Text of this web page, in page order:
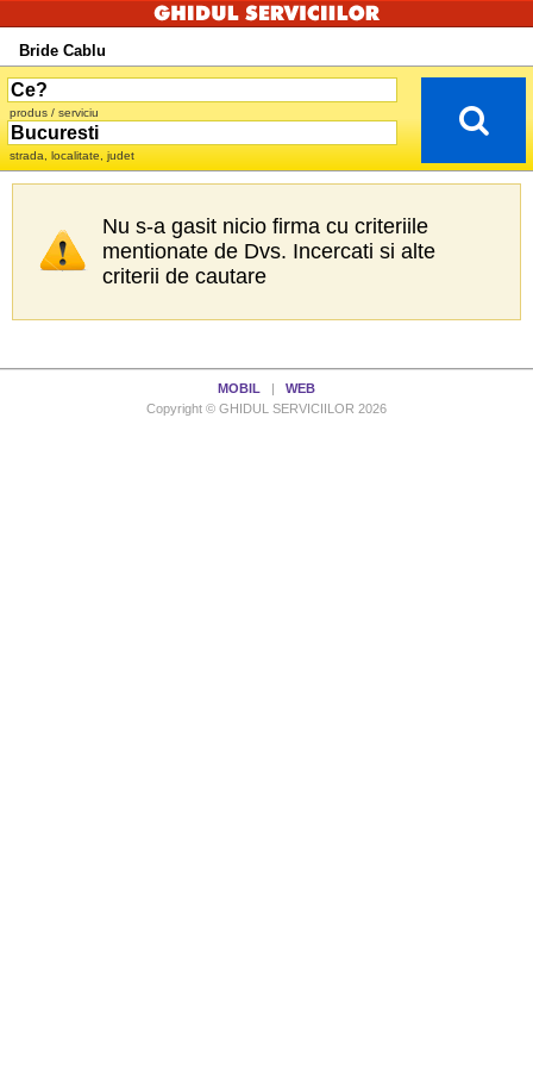
Bride Cablu
produs / serviciu
strada, localitate, judet
Nu s-a gasit nicio firma cu criteriile
mentionate de Dvs. Incercati si alte
criterii de cautare
MOBIL
WEB
Copyright © GHIDUL SERVICIILOR 2026